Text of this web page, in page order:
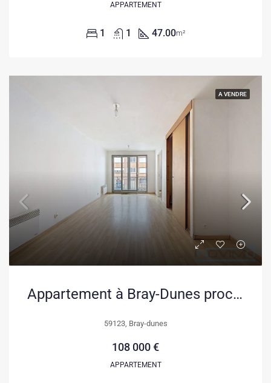
APPARTEMENT
1 1 47.00m²
A VENDRE
Appartement à Bray-Dunes proche mer avec balcon – Investissement ou résidence
59123, Bray-dunes
108 000 €
APPARTEMENT